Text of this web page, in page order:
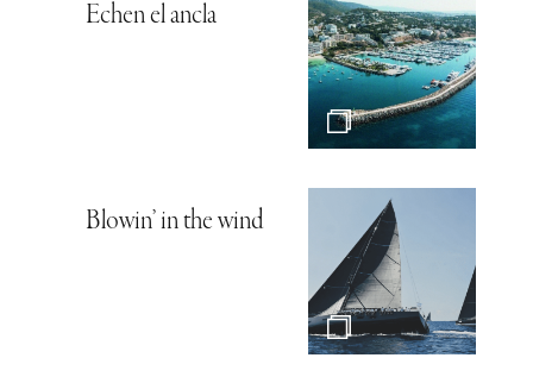
Echen el ancla
Blowin’ in the wind